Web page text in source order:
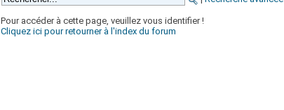
Pour accéder à cette page, veuillez vous identifier !
Cliquez ici pour retourner à l'index du forum